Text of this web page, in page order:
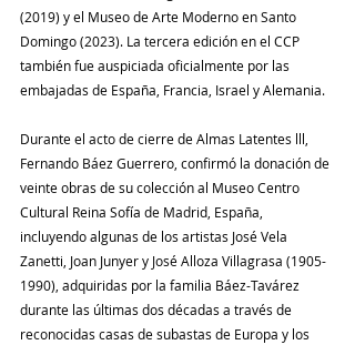
(2019) y el Museo de Arte Moderno en Santo
Domingo (2023). La tercera edición en el CCP
también fue auspiciada oficialmente por las
embajadas de España, Francia, Israel y Alemania.
Durante el acto de cierre de Almas Latentes lll,
Fernando Báez Guerrero, confirmó la donación de
veinte obras de su colección al Museo Centro
Cultural Reina Sofía de Madrid, España,
incluyendo algunas de los artistas José Vela
Zanetti, Joan Junyer y José Alloza Villagrasa (1905-
1990), adquiridas por la familia Báez-Tavárez
durante las últimas dos décadas a través de
reconocidas casas de subastas de Europa y los